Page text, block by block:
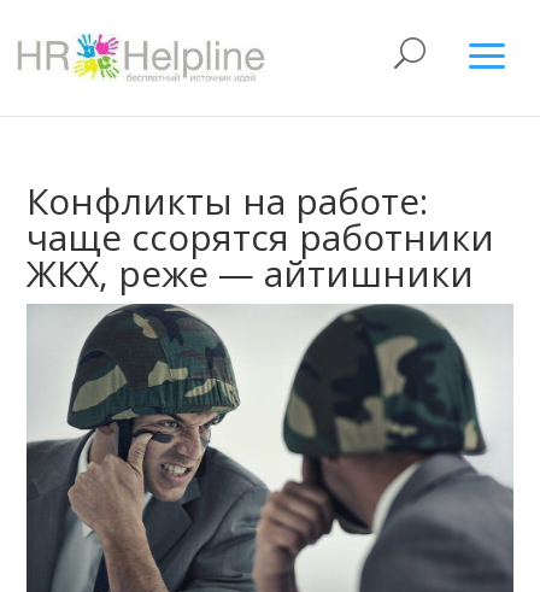
Конфликты на работе:
чаще ссорятся работники
ЖКХ, реже — айтишники